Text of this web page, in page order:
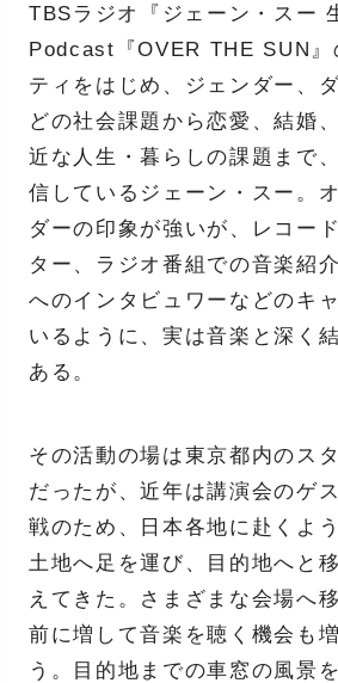
TBSラジオ『ジェーン・スー
Podcast『OVER THE SUN』
ティをはじめ、ジェンダー、
どの社会課題から恋愛、結婚
近な人生・暮らしの課題まで
信しているジェーン・スー。
ダーの印象が強いが、レコー
ター、ラジオ番組での音楽紹
へのインタビュワーなどのキ
いるように、実は音楽と深く
ある。
その活動の場は東京都内のス
だったが、近年は講演会のゲ
戦のため、日本各地に赴くよ
土地へ足を運び、目的地へと
えてきた。さまざまな会場へ
前に増して音楽を聴く機会も
う。目的地までの車窓の風景